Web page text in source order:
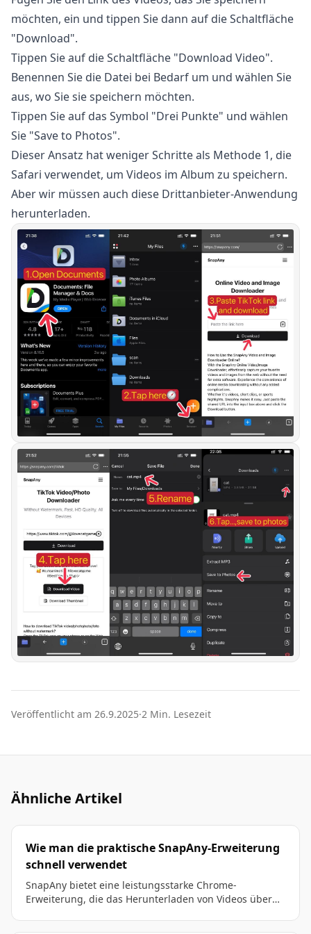
möchten, ein und tippen Sie dann auf die Schaltfläche
"Download".
Tippen Sie auf die Schaltfläche "Download Video".
Benennen Sie die Datei bei Bedarf um und wählen Sie
aus, wo Sie sie speichern möchten.
Tippen Sie auf das Symbol "Drei Punkte" und wählen
Sie "Save to Photos".
Dieser Ansatz hat weniger Schritte als Methode 1, die
Safari verwendet, um Videos im Album zu speichern.
Aber wir müssen auch diese Drittanbieter-Anwendung
herunterladen.
Veröffentlicht am 26.9.2025·2 Min. Lesezeit
Ähnliche Artikel
Wie man die praktische SnapAny-Erweiterung
schnell verwendet
SnapAny bietet eine leistungsstarke Chrome-
Erweiterung, die das Herunterladen von Videos über